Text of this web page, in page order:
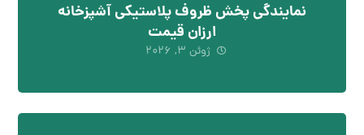
نمایندگی پخش ظروف پلاستیکی آشپزخانه
ارزان قیمت
ژوئن ۳, ۲۰۲۶